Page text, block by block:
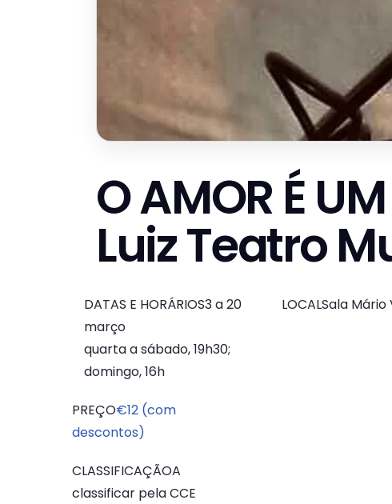
O AMOR É
Luiz Teatro
DATAS E HORÁRIOS3 a 20
março
quarta a sábado, 19h30;
domingo, 16h
LOCALSala Mário
PREÇO€12 (com
descontos)
CLASSIFICAÇÃOA
classificar pela CCE